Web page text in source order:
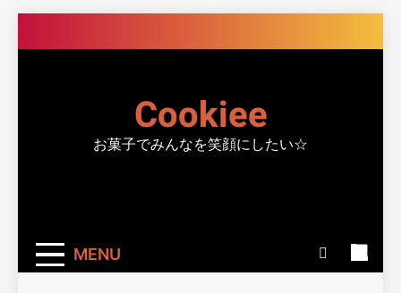
to
Cookiee
お菓子でみんなを笑顔にしたい☆
MENU